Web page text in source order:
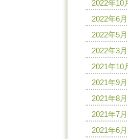
2022年10
2022年6月
2022年5月
2022年3月
2021年10
2021年9月
2021年8月
2021年7月
2021年6月